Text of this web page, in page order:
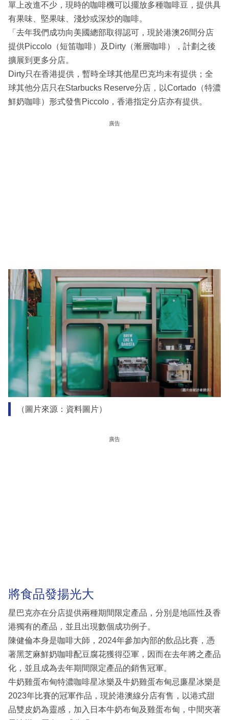
單上改進不少，現時的咖啡機可以擺放多種咖啡豆，提供具
有果味、堅果味、淺炒或深炒的咖啡。
「去年我們成功向美國總部取得認可，現於港澳26間分店
提供Piccolo（短笛咖啡）及Dirty（漸層咖啡），計劃之後
擴展到更多分店。
Dirty只在香港提供，暫時全球其他星巴克均未有提供；全
球其他分店只在Starbucks Reserve分店，以Cortado（特濃
鮮奶咖啡）形式發售Piccolo，香港指定分店亦有提供。
廣告
（圖片來源：資料圖片）
廣告
將食品發揚光大
星巴克亦在分店提供兩種期間限定產品，分別是地區性及香
港獨有的產品，並且出現數個成功例子。
陳健倫本身是咖啡大師，2024年參加內部的飲品比賽，憑
著黑芝麻鮮奶咖啡配豆腐花獲得亞軍，因而在去年將之產品
化，並且成為去年期間限定產品的銷售冠軍。
牛奶雞蛋布甸特濃咖啡星冰樂及牛奶雞蛋布甸忌廉星冰樂是
2023年比賽的冠軍作品，現於港澳線分店有售，以港式甜
品雙皮奶為靈感，加入日本牛奶布甸及雞蛋布甸，中間夾著